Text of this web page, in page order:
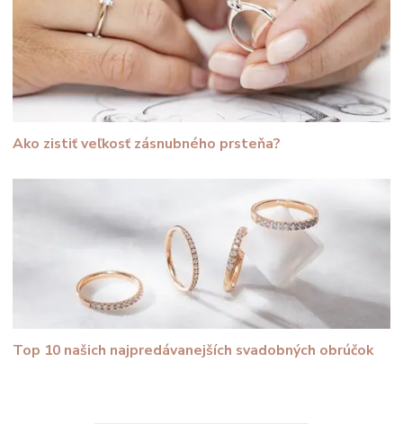
Ako zistiť veľkosť zásnubného prsteňa?
Top 10 našich najpredávanejších svadobných obrúčok